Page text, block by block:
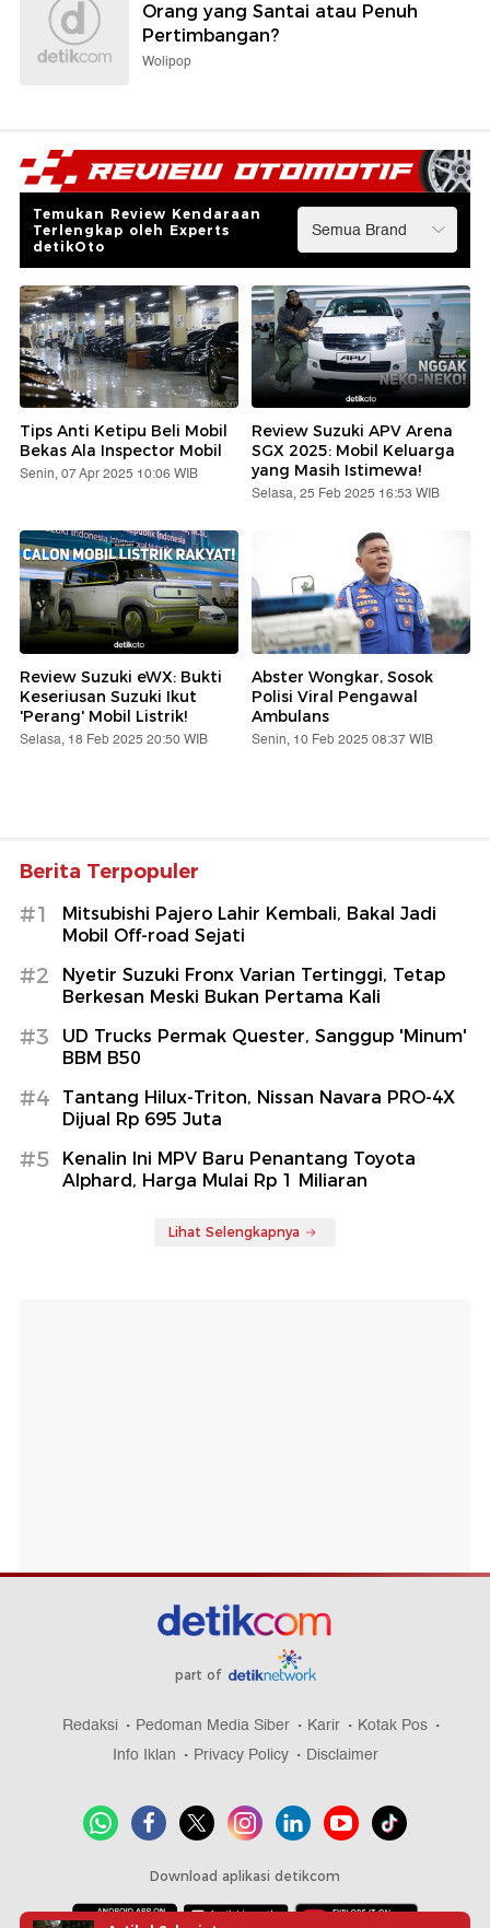
Orang yang Santai atau Penuh
Pertimbangan?
Wolipop
Temukan Review Kendaraan
Terlengkap oleh Experts
detikOto
Tips Anti Ketipu Beli Mobil
Bekas Ala Inspector Mobil
Senin, 07 Apr 2025 10:06 WIB
Review Suzuki APV Arena
SGX 2025: Mobil Keluarga
yang Masih Istimewa!
Selasa, 25 Feb 2025 16:53 WIB
Review Suzuki eWX: Bukti
Keseriusan Suzuki Ikut
'Perang' Mobil Listrik!
Selasa, 18 Feb 2025 20:50 WIB
Abster Wongkar, Sosok
Polisi Viral Pengawal
Ambulans
Senin, 10 Feb 2025 08:37 WIB
Berita Terpopuler
#1
Mitsubishi Pajero Lahir Kembali, Bakal Jadi
Mobil Off-road Sejati
#2
Nyetir Suzuki Fronx Varian Tertinggi, Tetap
Berkesan Meski Bukan Pertama Kali
#3
UD Trucks Permak Quester, Sanggup 'Minum'
BBM B50
#4
Tantang Hilux-Triton, Nissan Navara PRO-4X
Dijual Rp 695 Juta
#5
Kenalin Ini MPV Baru Penantang Toyota
Alphard, Harga Mulai Rp 1 Miliaran
Lihat Selengkapnya
part of
Redaksi Pedoman Media Siber Karir
Kotak Pos
Info Iklan
Privacy Policy Disclaimer
Download aplikasi detikcom